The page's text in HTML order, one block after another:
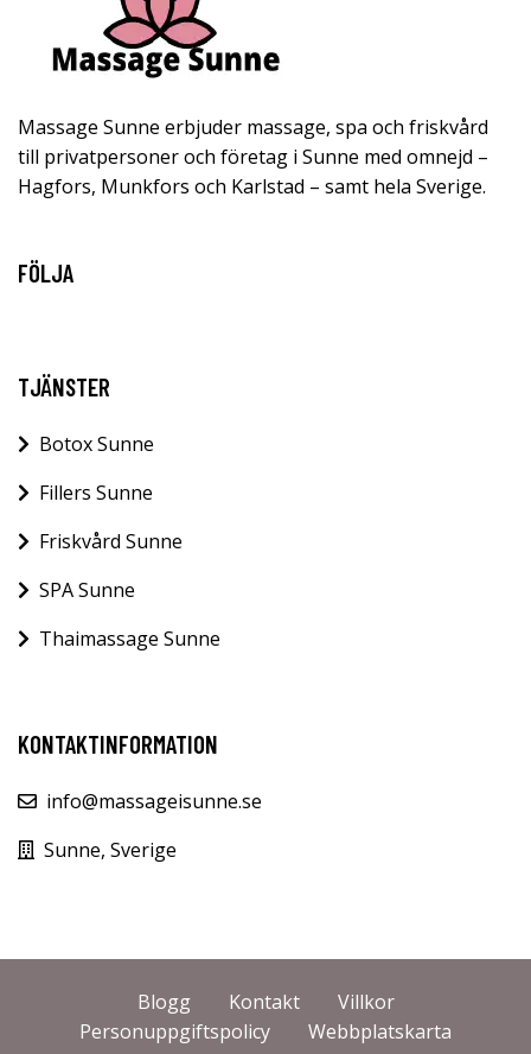
Massage Sunne erbjuder massage, spa och friskvård
till privatpersoner och företag i Sunne med omnejd –
Hagfors, Munkfors och Karlstad – samt hela Sverige.
FÖLJA
TJÄNSTER
Botox Sunne
Fillers Sunne
Friskvård Sunne
SPA Sunne
Thaimassage Sunne
KONTAKTINFORMATION
info@massageisunne.se
Sunne, Sverige
Blogg Kontakt
Villkor
Personuppgiftspolicy
Webbplatskarta